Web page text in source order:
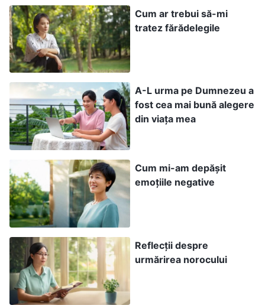
și cine nu, cine procedează corect și cine
greșește, cine este rațional și cine nu, cine are
motive întemeiate și cine nu, cine exprimă o
doctrină mai înaltă; asta este ceea ce sondează.
Când Dumnezeu îi supune pe oameni la
încercări, ei încearcă întotdeauna să Îi aducă
argumente, vin întotdeauna cu un motiv sau
altul. Oare discută Dumnezeu astfel de lucruri
cu tine? Întreabă Dumnezeu care este
contextul? Întreabă Dumnezeu care sunt
motivele și cauzele tale? Nu o face. Dumnezeu
te întreabă dacă ai o atitudine de ascultare sau
de împotrivire atunci când te-a încercat.
Dumnezeu te întreabă dacă înțelegi adevărul
sau nu, dacă ești supus sau nu. Asta este tot
ceea ce te întreabă Dumnezeu, nimic altceva.
Cum ar trebui să-mi
tratez fărădelegile
A-L urma pe Dumnezeu a
fost cea mai bună alegere
din viața mea
Cum mi-am depășit
emoțiile negative
Reflecții despre
urmărirea norocului